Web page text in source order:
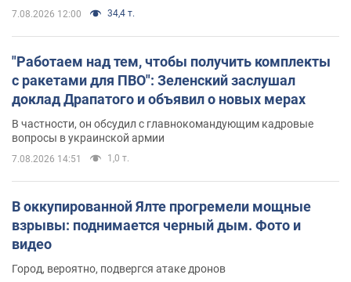
7.08.2026 12:00 34,4 т.
"Работаем над тем, чтобы получить комплекты
с ракетами для ПВО": Зеленский заслушал
доклад Драпатого и объявил о новых мерах
В частности, он обсудил с главнокомандующим кадровые
вопросы в украинской армии
7.08.2026 14:51 1,0 т.
В оккупированной Ялте прогремели мощные
взрывы: поднимается черный дым. Фото и
видео
Город, вероятно, подвергся атаке дронов